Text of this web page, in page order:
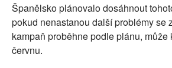
Španělsko plánovalo dosáhnout
pokud nenastanou další problémy se
kampaň proběhne podle plánu, může
červnu.